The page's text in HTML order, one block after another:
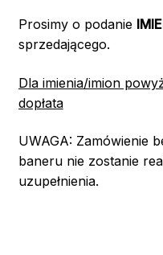
Prosimy o podanie
sprzedającego.
Dla imienia/imion
dopłata
UWAGA: Zamówienie
baneru nie zostanie
uzupełnienia.